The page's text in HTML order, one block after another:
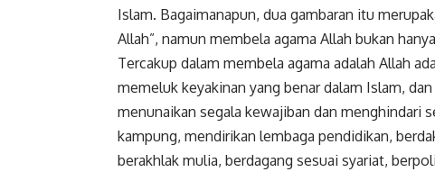
Islam. Bagaimanapun, dua gambaran itu
Allah”, namun membela agama Allah bukan
Tercakup dalam membela agama adalah Allah
memeluk keyakinan yang benar dalam Islam,
menunaikan segala kewajiban dan menghindari
kampung, mendirikan lembaga pendidikan,
berakhlak mulia, berdagang sesuai syariat,